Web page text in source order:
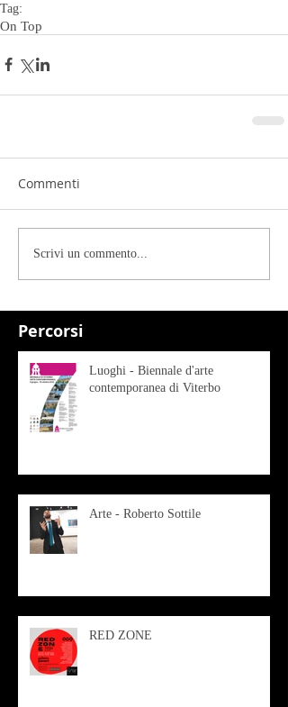
Percorsi
Tag:
On Top
Commenti
Scrivi un commento...
Luoghi - Biennale d'arte
contemporanea di Viterbo
Arte - Roberto Sottile
RED ZONE